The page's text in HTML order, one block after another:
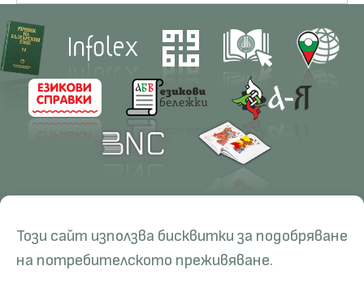
Този сайт използва бисквитки за подобряване
на потребителското преживяване.
Management Projects
Education Resources